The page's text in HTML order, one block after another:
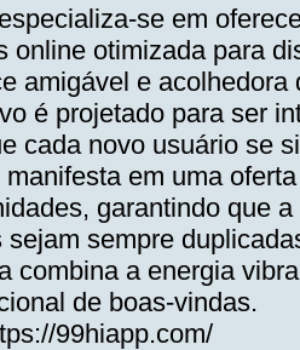
se em
online otimizada para
amigável e
é projetado para ser
cada novo usuário se
manifesta em uma
garantindo que
sejam sempre
combina a energia
de boas-vindas.
99hiapp.com/